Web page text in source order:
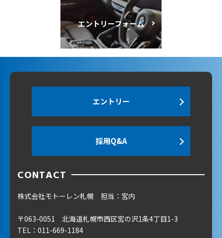
エントリーフォーム
エントリー
採用Q&A
CONTACT
株式会社モトーレン札幌 担当：宮内
〒063-0051 北海道札幌市西区宮の沢1条4丁目1-3
TEL： 011-669-1184